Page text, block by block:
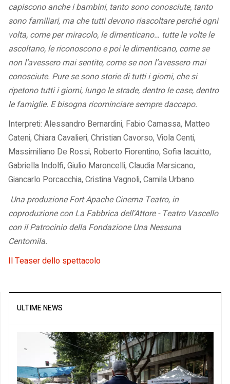
capiscono anche i bambini, tanto sono conosciute, tanto
sono familiari, ma che tutti devono riascoltare perché ogni
volta, come per miracolo, le dimenticano… tutte le volte le
ascoltano, le riconoscono e poi le dimenticano, come se
non l’avessero mai sentite, come se non l’avessero mai
conosciute. Pure se sono storie di tutti i giorni, che si
ripetono tutti i giorni, lungo le strade, dentro le case, dentro
le famiglie. E bisogna ricominciare sempre daccapo.
Interpreti: Alessandro Bernardini, Fabio Camassa, Matteo
Cateni, Chiara Cavalieri, Christian Cavorso, Viola Centi,
Massimiliano De Rossi, Roberto Fiorentino, Sofia Iacuitto,
Gabriella Indolfi, Giulio Maroncelli, Claudia Marsicano,
Giancarlo Porcacchia, Cristina Vagnoli, Camila Urbano.
Una produzione Fort Apache Cinema Teatro, in
coproduzione con La Fabbrica dell'Attore - Teatro Vascello
con il Patrocinio della Fondazione Una Nessuna
Centomila.
Il Teaser dello spettacolo
ULTIME NEWS